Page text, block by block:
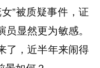
”被质疑事件，证
显然更为敏感。
了，近半年来闹得